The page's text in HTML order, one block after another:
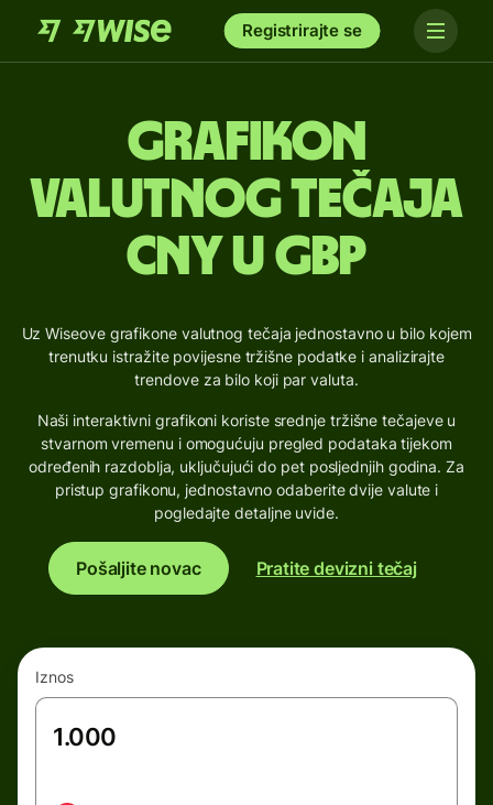
Registrirajte se
Grafikon
valutnog tečaja
CNY u GBP
Uz Wiseove grafikone valutnog tečaja jednostavno u bilo kojem
trenutku istražite povijesne tržišne podatke i analizirajte
trendove za bilo koji par valuta.
Naši interaktivni grafikoni koriste srednje tržišne tečajeve u
stvarnom vremenu i omogućuju pregled podataka tijekom
određenih razdoblja, uključujući do pet posljednjih godina. Za
pristup grafikonu, jednostavno odaberite dvije valute i
pogledajte detaljne uvide.
Pošaljite novac Pratite devizni tečaj
Iznos